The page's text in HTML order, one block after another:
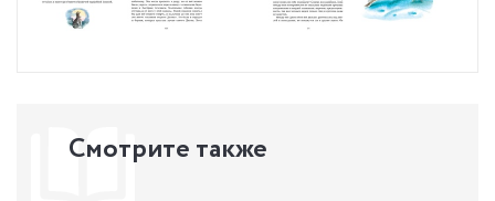
Смотрите также